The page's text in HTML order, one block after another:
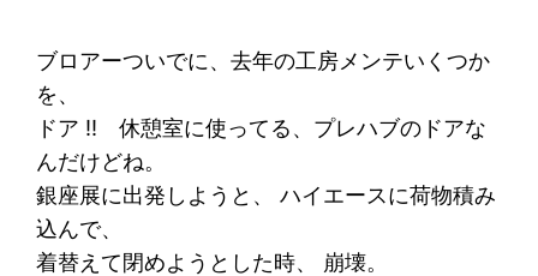
ブロアーついでに、去年の工房メンテいくつか
を、
ドア !! 休憩室に使ってる、プレハブのドアな
んだけどね。
銀座展に出発しようと、 ハイエースに荷物積み
込んで、
着替えて閉めようとした時、 崩壊。